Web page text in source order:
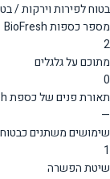
בטוח לפירות וירקות /
מספר כספות BioFresh
2
מתוכם על גלגלים
0
תאורת פנים של כספת BioFresh
—
שימושים משתנים כבטוח
1
שיטת הפשרה